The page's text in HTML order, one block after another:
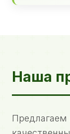
Наша
Предлагаем